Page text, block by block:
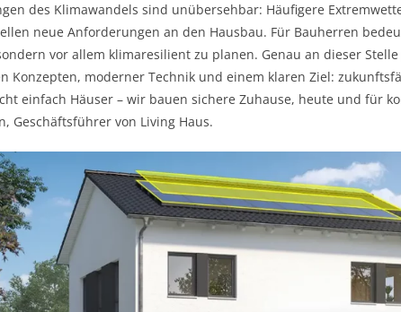
des Klimawandels sind unübersehbar: Häufigere
neue Anforderungen an den Hausbau. Für Bauherren
vor allem klimaresilient zu planen. Genau an dieser
Konzepten, moderner Technik und einem klaren Ziel:
einfach Häuser – wir bauen sichere Zuhause, heute und für
Geschäftsführer von Living Haus.